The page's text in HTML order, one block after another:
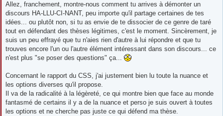
Allez, franchement, montre-nous comment tu arrives à démonter un
discours HA-LLU-CI-NANT, peu importe qu'il partage certaines de tes
idées... ou plutôt non, si tu as envie de te dissocier de ce genre de taré
tout en défendant des thèses légitimes, c'est le moment. Sincèrement, je
suis un peu effrayé que tu n'aies rien d'autre à lui répondre et que tu
trouves encore l'un ou l'autre élément intéressant dans son discours... ce
n'est plus "se poser des questions" ça...
Concernant le rapport du CSS, j'ai justement bien lu toute la nuance et
les options diverses qu'il propose.
Il va de la radicalité à la légèreté, ce qui montre bien que face au monde
fantasmé de certains il y a de la nuance et perso je suis ouvert à toutes
les options et ne cherche pas juste ce qui défend ma thèse.